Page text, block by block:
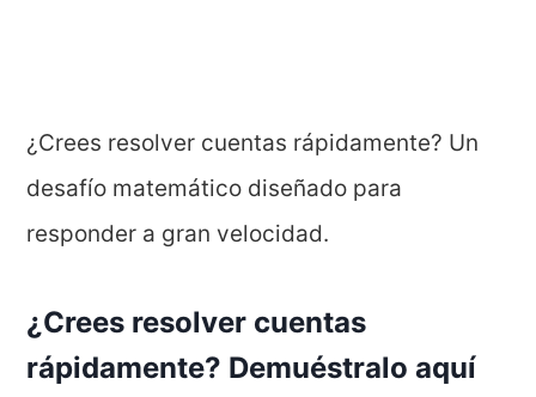
¿Crees resolver cuentas rápidamente? Un
desafío matemático diseñado para
responder a gran velocidad.
¿Crees resolver cuentas
rápidamente? Demuéstralo aquí